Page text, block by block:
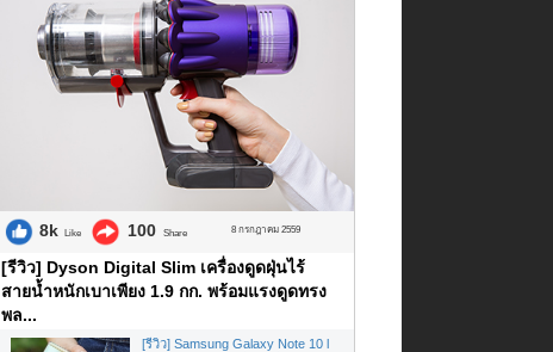
8k Like 100 Share 8 กรกฎาคม 2559
[รีวิว] Dyson Digital Slim เครื่องดูดฝุ่นไร้
สายน้ำหนักเบาเพียง 1.9 กก. พร้อมแรงดูดทรง
พล...
[รีวิว] Samsung Galaxy Note 10 l